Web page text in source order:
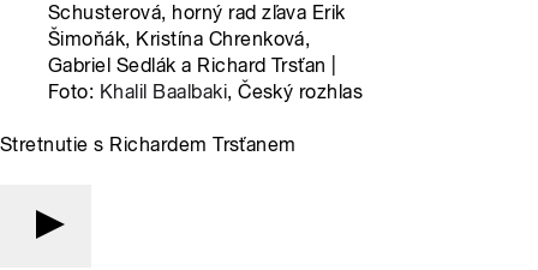
Schusterová, horný rad zľava Erik
Šimoňák, Kristína Chrenková,
Gabriel Sedlák a Richard Trsťan |
Foto: Khalil Baalbaki, Český rozhlas
Stretnutie s Richardem Trsťanem